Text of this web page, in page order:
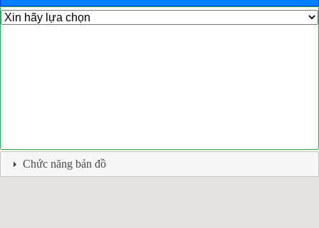
Chức năng bản đồ